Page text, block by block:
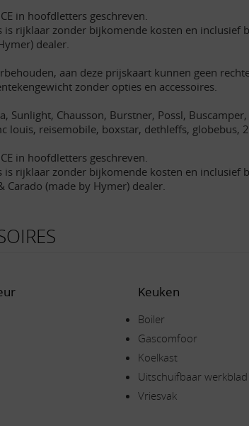
in hoofdletters geschreven.
rijklaar zonder bijkomende kosten en inclusief
dealer.
aan deze prijskaart kunnen geen
zonder opties en accessoires.
Sunlight, Chausson, Burstner, Possl,
louis, reisemobile, boxstar, dethleffs,
in hoofdletters geschreven.
rijklaar zonder bijkomende kosten en inclusief
Carado (made by Hymer) dealer.
Keuken
Boiler
Gascomfoor
Koelkast
Uitschuifbaar werkblad
Vriesvak